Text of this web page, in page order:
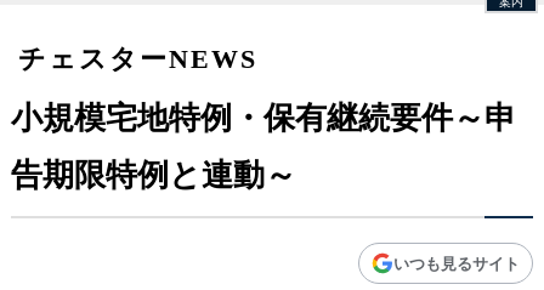
チェスターNEWS
小規模宅地特例・保有継続要件～申
告期限特例と連動～
いつも見るサイト